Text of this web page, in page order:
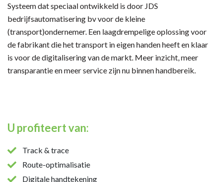
Systeem dat speciaal ontwikkeld is door JDS
bedrijfsautomatisering bv voor de kleine
(transport)ondernemer. Een laagdrempelige oplossing voor
de fabrikant die het transport in eigen handen heeft en klaar
is voor de digitalisering van de markt. Meer inzicht, meer
transparantie en meer service zijn nu binnen handbereik.
U profiteert van:
Track & trace
Route-optimalisatie
Digitale handtekening